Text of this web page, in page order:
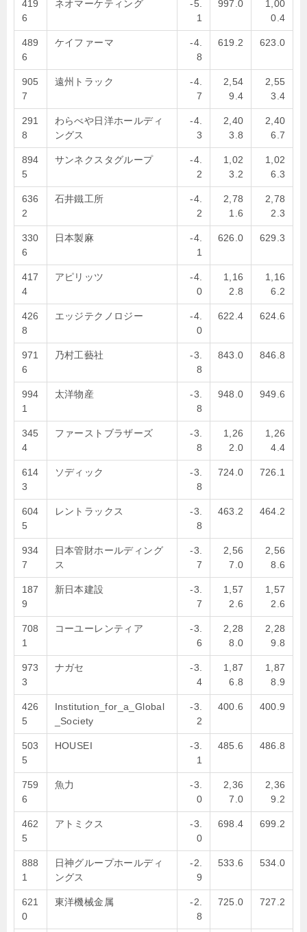
419
6
ネオマーケティング
-5.
1
997.0
1,00
0.4
489
6
ケイファーマ
-4.
8
619.2 623.0
905
7
遠州トラック
-4.
7
2,54
9.4
2,55
3.4
291
8
わらべや日洋ホールディ
ングス
-4.
3
2,40
3.8
2,40
6.7
894
5
サンネクスタグループ
-4.
2
1,02
3.2
1,02
6.3
636
2
石井鐵工所
-4.
2
2,78
1.6
2,78
2.3
330
6
日本製麻
-4.
1
626.0 629.3
417
4
アピリッツ
-4.
0
1,16
2.8
1,16
6.2
426
8
エッジテクノロジー
-4.
0
622.4 624.6
971
6
乃村工藝社
-3.
8
843.0 846.8
994
1
太洋物産
-3.
8
948.0 949.6
345
4
ファーストブラザーズ
-3.
8
1,26
2.0
1,26
4.4
614
3
ソディック
-3.
8
724.0 726.1
604
5
レントラックス
-3.
8
463.2 464.2
934
7
日本管財ホールディング
ス
-3.
7
2,56
7.0
2,56
8.6
187
9
新日本建設
-3.
7
1,57
2.6
1,57
2.6
708
1
コーユーレンティア
-3.
6
2,28
8.0
2,28
9.8
973
3
ナガセ
-3.
4
1,87
6.8
1,87
8.9
426
5
Institution_for_a_Global
_Society
-3.
2
400.6 400.9
503
5
HOUSEI
-3.
1
485.6 486.8
759
6
魚力
-3.
0
2,36
7.0
2,36
9.2
462
5
アトミクス
-3.
0
698.4 699.2
888
1
日神グループホールディ
ングス
-2.
9
533.6 534.0
621
0
東洋機械金属
-2.
8
725.0 727.2